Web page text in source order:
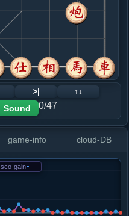
炮二进六
炮二平三
炮八平五
>|
↑↓
Sound 0/47
game-info cloud-DB
sco-gain-